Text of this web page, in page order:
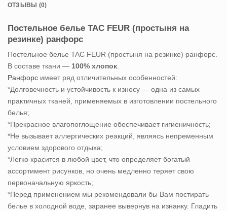
ОТЗЫВЫ (0)
Постельное белье TAC FEUR (простыня на
резинке) ранфорс
Постельное белье TAC FEUR (простыня на резинке) ранфорс.
В составе ткани — 100% хлопок.
Ранфорс имеет ряд отличительных особенностей:
*Долговечность и устойчивость к износу — одна из самых
практичных тканей, применяемых в изготовлении постельного
белья;
*Прекрасное влагопоглощение обеспечивает гигиеничность;
*Не вызывает аллергических реакций, являясь непременным
условием здорового отдыха;
*Легко красится в любой цвет, что определяет богатый
ассортимент рисунков, но очень медленно теряет свою
первоначальную яркость;
*Перед применением мы рекомендовали бы Вам постирать
белье в холодной воде, заранее вывернув на изнанку. Гладить